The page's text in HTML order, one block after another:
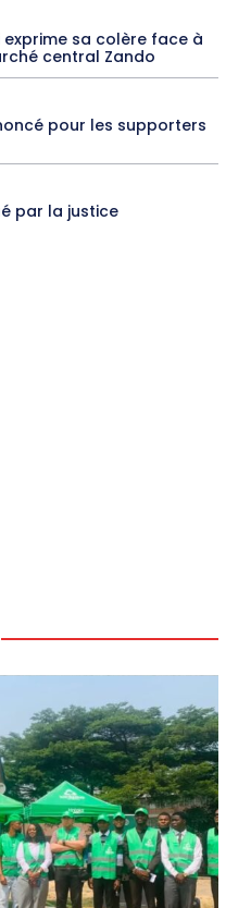
exprime sa colère face à
central Zando
pour les supporters
par la justice